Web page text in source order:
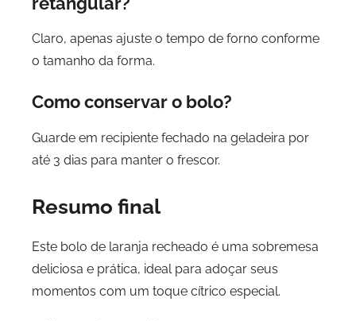
Claro, apenas ajuste o tempo de forno conforme
o tamanho da forma.
Como conservar o bolo?
Guarde em recipiente fechado na geladeira por
até 3 dias para manter o frescor.
Resumo final
Este bolo de laranja recheado é uma sobremesa
deliciosa e prática, ideal para adoçar seus
momentos com um toque cítrico especial.